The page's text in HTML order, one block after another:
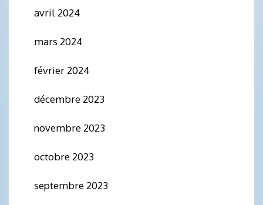
avril 2024
mars 2024
février 2024
décembre 2023
novembre 2023
octobre 2023
septembre 2023